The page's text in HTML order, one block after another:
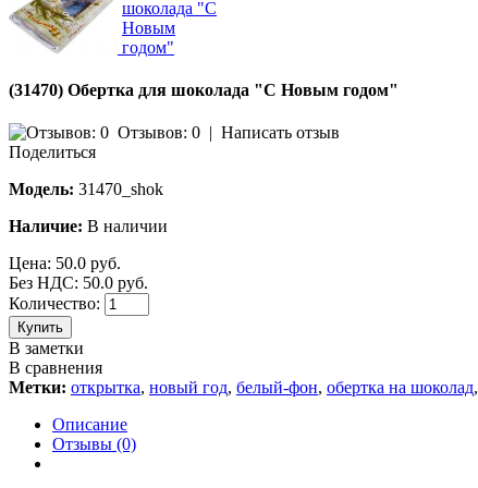
(31470) Обертка для шоколада "С Новым годом"
Отзывов: 0 | Написать отзыв
Поделиться
Модель: 31470_shok
Наличие: В наличии
Цена: 50.0 руб.
Без НДС: 50.0 руб.
Количество:
Купить
В заметки
В сравнения
Метки: открытка, новый год, белый-фон, обертка на шоколад,
Описание
Отзывы (0)